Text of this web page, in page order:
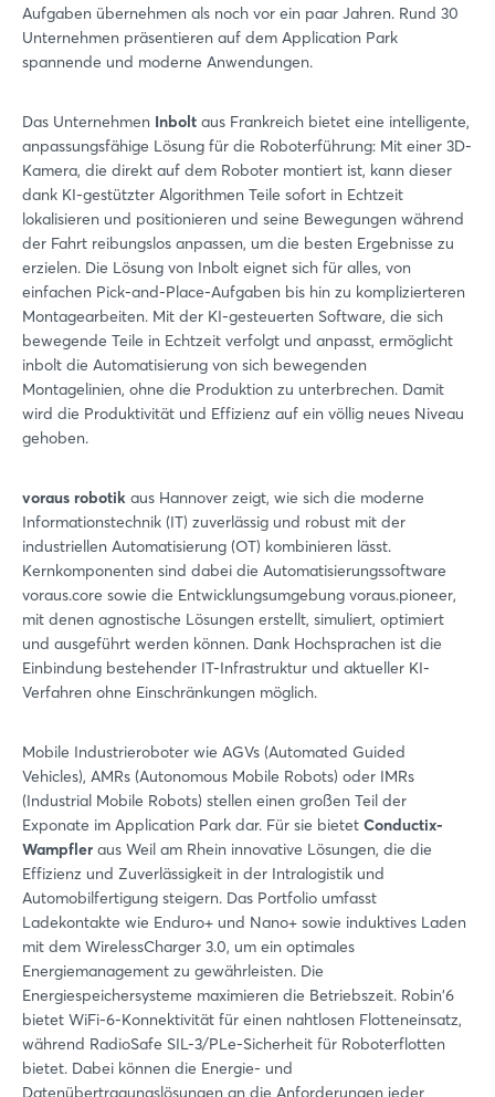
Aufgaben übernehmen als noch vor ein paar Jahren. Rund 30
Unternehmen präsentieren auf dem Application Park
spannende und moderne Anwendungen.
Das Unternehmen Inbolt aus Frankreich bietet eine intelligente,
anpassungsfähige Lösung für die Roboterführung: Mit einer 3D-
Kamera, die direkt auf dem Roboter montiert ist, kann dieser
dank KI-gestützter Algorithmen Teile sofort in Echtzeit
lokalisieren und positionieren und seine Bewegungen während
der Fahrt reibungslos anpassen, um die besten Ergebnisse zu
erzielen. Die Lösung von Inbolt eignet sich für alles, von
einfachen Pick-and-Place-Aufgaben bis hin zu komplizierteren
Montagearbeiten. Mit der KI-gesteuerten Software, die sich
bewegende Teile in Echtzeit verfolgt und anpasst, ermöglicht
inbolt die Automatisierung von sich bewegenden
Montagelinien, ohne die Produktion zu unterbrechen. Damit
wird die Produktivität und Effizienz auf ein völlig neues Niveau
gehoben.
voraus robotik aus Hannover zeigt, wie sich die moderne
Informationstechnik (IT) zuverlässig und robust mit der
industriellen Automatisierung (OT) kombinieren lässt.
Kernkomponenten sind dabei die Automatisierungssoftware
voraus.core sowie die Entwicklungsumgebung voraus.pioneer,
mit denen agnostische Lösungen erstellt, simuliert, optimiert
und ausgeführt werden können. Dank Hochsprachen ist die
Einbindung bestehender IT-Infrastruktur und aktueller KI-
Verfahren ohne Einschränkungen möglich.
Mobile Industrieroboter wie AGVs (Automated Guided
Vehicles), AMRs (Autonomous Mobile Robots) oder IMRs
(Industrial Mobile Robots) stellen einen großen Teil der
Exponate im Application Park dar. Für sie bietet Conductix-
Wampfler aus Weil am Rhein innovative Lösungen, die die
Effizienz und Zuverlässigkeit in der Intralogistik und
Automobilfertigung steigern. Das Portfolio umfasst
Ladekontakte wie Enduro+ und Nano+ sowie induktives Laden
mit dem WirelessCharger 3.0, um ein optimales
Energiemanagement zu gewährleisten. Die
Energiespeichersysteme maximieren die Betriebszeit. Robin'6
bietet WiFi-6-Konnektivität für einen nahtlosen Flotteneinsatz,
während RadioSafe SIL-3/PLe-Sicherheit für Roboterflotten
bietet. Dabei können die Energie- und
Datenübertragungslösungen an die Anforderungen jeder